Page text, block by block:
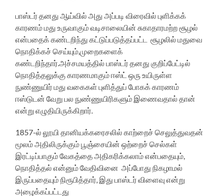
பாஸ்டர் தனது ஆய்வில் அது அப்படி விரைவில் புளிக்கக்
காரணம் மது உருவாகும் வடிசாலையின் சுகாதாரமற்ற சூழல்
என்பதைக் கண்டறிந்து கட்டுப்படுத்தப்பட்ட சூழலில் மதுவை
நொதிக்கச் செய்யும்,முறைகளைக்
கண்டறிந்தார்.அச்சமயத்தில் பாஸ்டர் தனது குறிப்பேட்டில்
நொதித்தலுக்கு காரணமாகும் ஈஸ்ட் ஒரு உயிருள்ள
நுண்ணுயிர் மது வகைகள் புளித்துப் போகக் காரணம்
ஈஸ்டுடன் வேறு பல நுண்ணுயிரிகளும் இணைவதால் தான்
என்று எழுதியிருக்கிறார்.
1857-ல் லூயி தானியக்கரைசலில் காற்றைச் செலுத்துவதன்
மூலம் அதிலிருக்கும் பூஞ்சையின் ஒற்றைச் செல்கள்
இரட்டிப்பாகும் வேகத்தை அதிகரிக்கலாம் என்பதையும்,
நொதித்தல் என்னும் வேதிவினை அப்போது நிகழாமல்
இருப்பதையும் நிரூபித்தார், இது பாஸ்டர் விளைவு என்று
அழைக்கப்பட்டது